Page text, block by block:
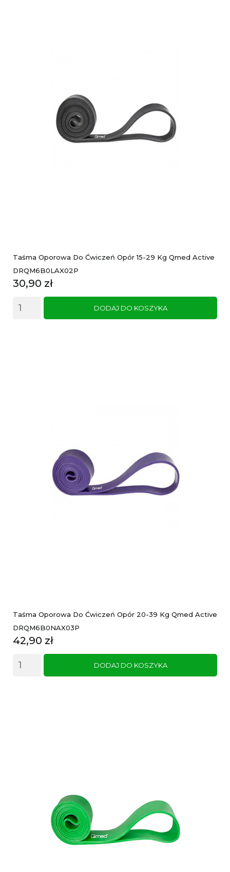
Taśma Oporowa Do Ćwiczeń Opór 15-29 Kg Qmed Active
DRQM6B0LAX02P
Cena
30,90 zł
DODAJ DO KOSZYKA
Taśma Oporowa Do Ćwiczeń Opór 20-39 Kg Qmed Active
DRQM6B0NAX03P
Cena
42,90 zł
DODAJ DO KOSZYKA